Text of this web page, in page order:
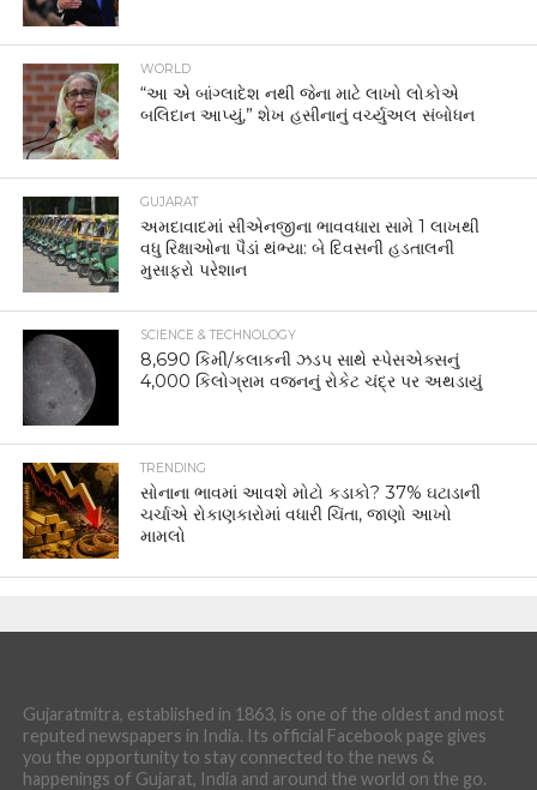
WORLD
“આ એ બાંગ્લાદેશ નથી જેના માટે લાખો લોકોએ
બલિદાન આપ્યું,” શેખ હસીનાનું વર્ચ્યુઅલ સંબોધન
GUJARAT
અમદાવાદમાં સીએનજીના ભાવવધારા સામે 1 લાખથી
વધુ રિક્ષાઓના પૈડાં થંભ્યા: બે દિવસની હડતાલની
મુસાફરો પરેશાન
SCIENCE & TECHNOLOGY
8,690 કિમી/કલાકની ઝડપ સાથે સ્પેસએક્સનું
4,000 કિલોગ્રામ વજનનું રોકેટ ચંદ્ર પર અથડાયું
TRENDING
સોનાના ભાવમાં આવશે મોટો કડાકો? 37% ઘટાડાની
ચર્ચાએ રોકાણકારોમાં વધારી ચિંતા, જાણો આખો
મામલો
Gujaratmitra, established in 1863, is one of the oldest and most
reputed newspapers in India. Its official Facebook page gives
you the opportunity to stay connected to the news &
happenings of Gujarat, India and around the world on the go.